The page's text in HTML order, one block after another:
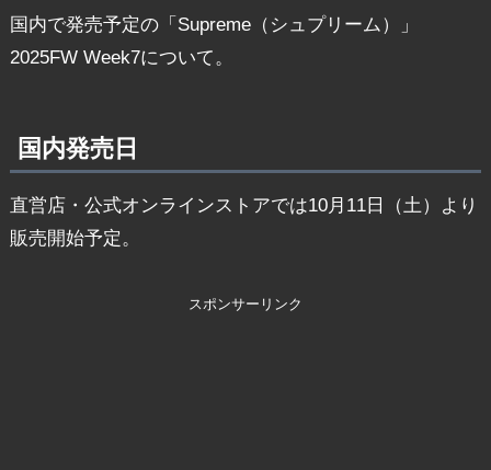
国内で発売予定の「Supreme（シュプリーム）」
2025FW Week7について。
国内発売日
直営店・公式オンラインストアでは10月11日（土）より
販売開始予定。
スポンサーリンク